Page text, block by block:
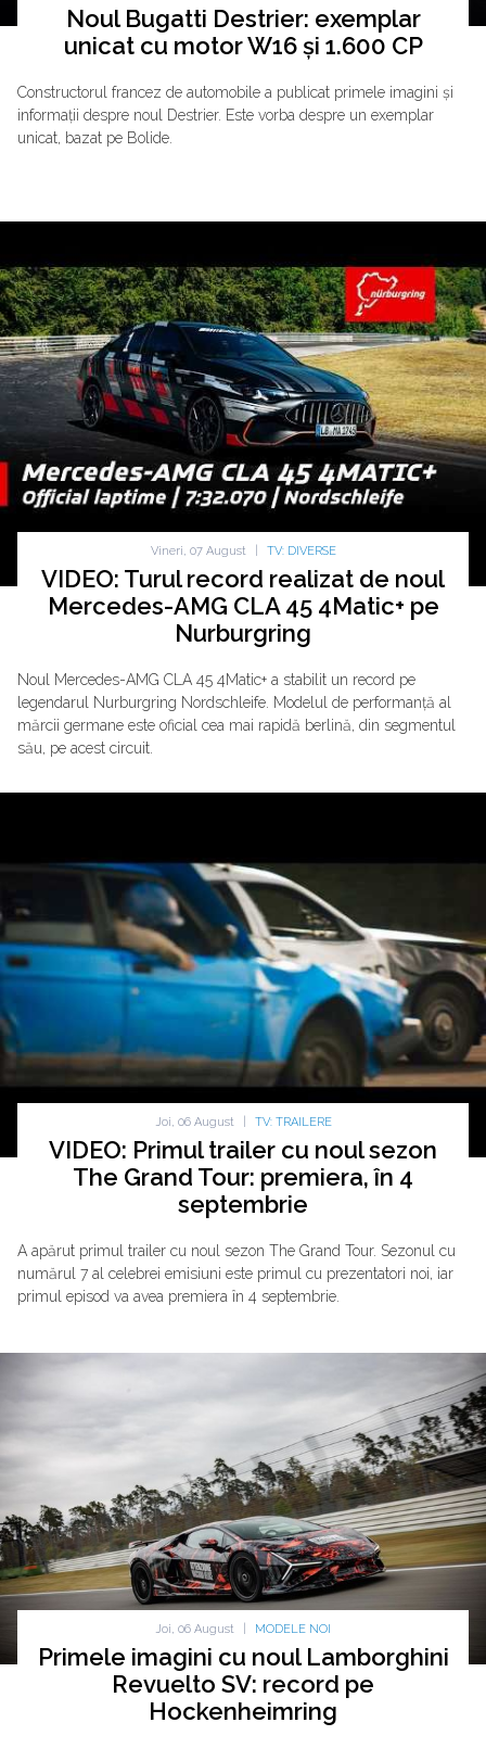
Noul Bugatti Destrier: exemplar
unicat cu motor W16 și 1.600 CP
Constructorul francez de automobile a publicat primele imagini și
informații despre noul Destrier. Este vorba despre un exemplar
unicat, bazat pe Bolide.
Vineri, 07 August TV: DIVERSE
VIDEO: Turul record realizat de noul
Mercedes-AMG CLA 45 4Matic+ pe
Nurburgring
Noul Mercedes-AMG CLA 45 4Matic+ a stabilit un record pe
legendarul Nurburgring Nordschleife. Modelul de performanță al
mărcii germane este oficial cea mai rapidă berlină, din segmentul
său, pe acest circuit.
Joi, 06 August TV: TRAILERE
VIDEO: Primul trailer cu noul sezon
The Grand Tour: premiera, în 4
septembrie
A apărut primul trailer cu noul sezon The Grand Tour. Sezonul cu
numărul 7 al celebrei emisiuni este primul cu prezentatori noi, iar
primul episod va avea premiera în 4 septembrie.
Joi, 06 August MODELE NOI
Primele imagini cu noul Lamborghini
Revuelto SV: record pe
Hockenheimring